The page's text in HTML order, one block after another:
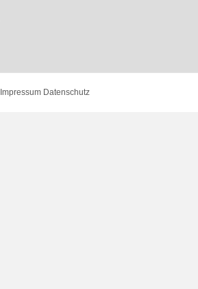
Impressum Datenschutz